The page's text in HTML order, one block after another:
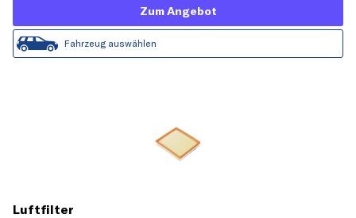
Zum Angebot
Fahrzeug auswählen
Luftfilter